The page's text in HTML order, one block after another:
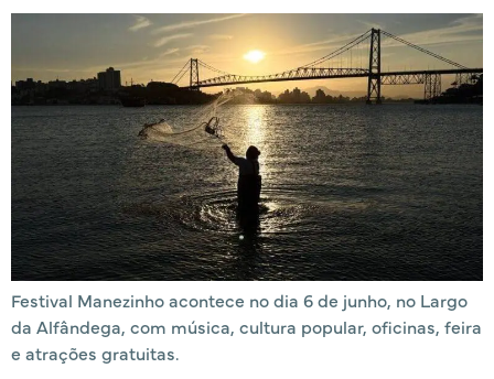
Festival Manezinho acontece no dia 6 de junho, no Largo
da Alfândega, com música, cultura popular, oficinas, feira
e atrações gratuitas.